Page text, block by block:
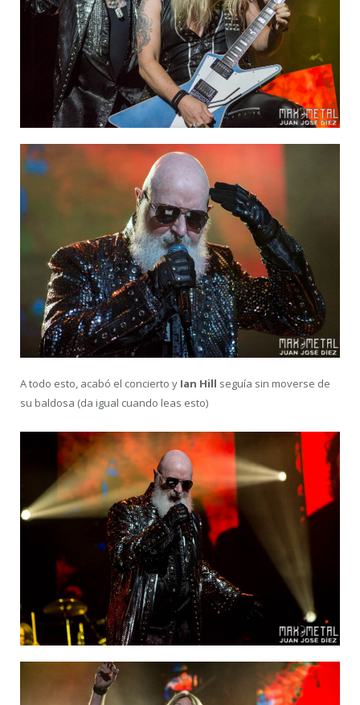
A todo esto, acabó el concierto y Ian Hill seguía sin moverse de
su baldosa (da igual cuando leas esto)